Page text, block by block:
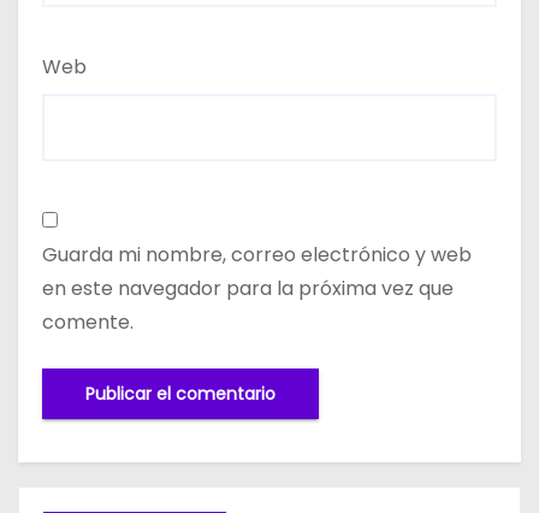
Web
Guarda mi nombre, correo electrónico y web
en este navegador para la próxima vez que
comente.